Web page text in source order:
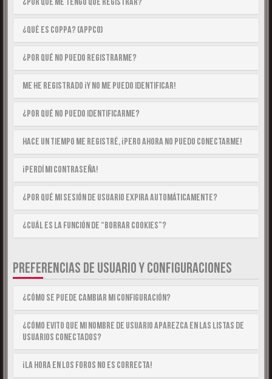
¿Qué es COPPA? (APPCO)
¿Por qué no puedo registrarme?
Me he registrado ¡y no me puedo identificar!
¿Por qué no puedo identificarme?
Hace un tiempo me registré, ¡pero ahora no puedo conectarme!
¡Perdí mi contraseña!
¿Por qué mi sesión de usuario expira automáticamente?
¿Cuál es la función de “Borrar cookies”?
PREFERENCIAS DE USUARIO Y CONFIGURACIONES
¿Cómo se puede cambiar mi configuración?
¿Cómo evito que mi nombre de usuario aparezca en las listas de
usuarios conectados?
¡La hora en los foros no es correcta!